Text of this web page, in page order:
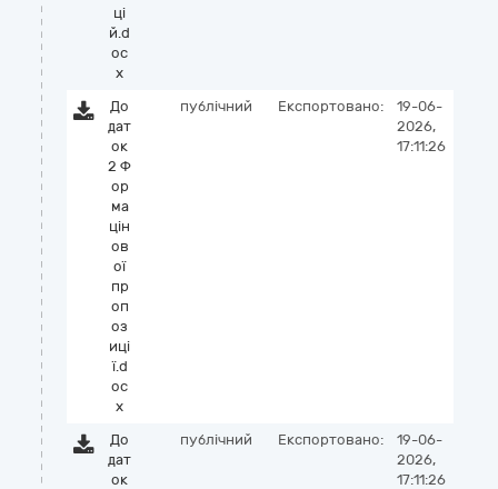
ці
й.d
oc
x
До
дат
ок
2 Ф
ор
ма
цін
ов
ої
пр
оп
оз
иці
ї.d
oc
x
публічний Експортовано:
19-06-
2026,
17:11:26
До
дат
ок
публічний Експортовано:
19-06-
2026,
17:11:26